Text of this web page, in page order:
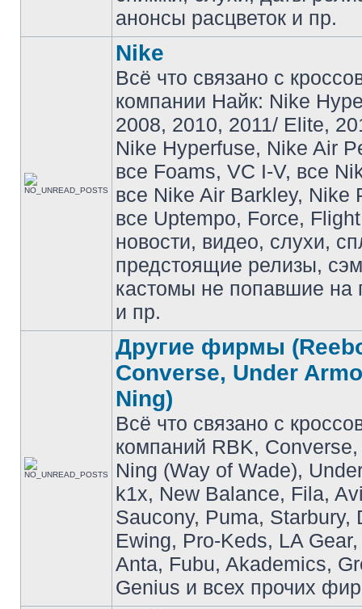
анонсы расцветок и пр.
Nike
Всё что связано с
компании Найк: Nike
2008, 2010, 2011/ Elite,
Nike Hyperfuse, Nike Air
все Foams, VC I-V, все
все Nike Air Barkley, Nike
все Uptempo, Force,
новости, видео, слухи,
предстоящие релизы,
кастомы не попавшие на
и пр.
Другие фирмы
Converse, Under
Ning)
Всё что связано с
компаний RBK,
Ning (Way of Wade),
k1x, New Balance, Fila,
Saucony, Puma, Starbury,
Ewing, Pro-Keds, LA
Anta, Fubu, Akademics,
Genius и всех прочих